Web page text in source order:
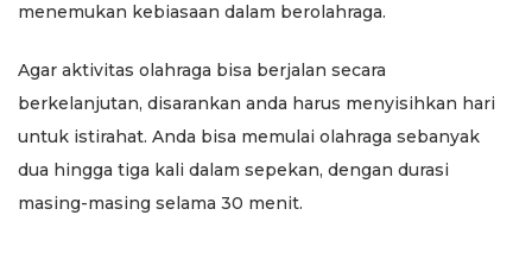
menemukan kebiasaan dalam berolahraga.
Agar aktivitas olahraga bisa berjalan secara
berkelanjutan, disarankan anda harus menyisihkan hari
untuk istirahat. Anda bisa memulai olahraga sebanyak
dua hingga tiga kali dalam sepekan, dengan durasi
masing-masing selama 30 menit.